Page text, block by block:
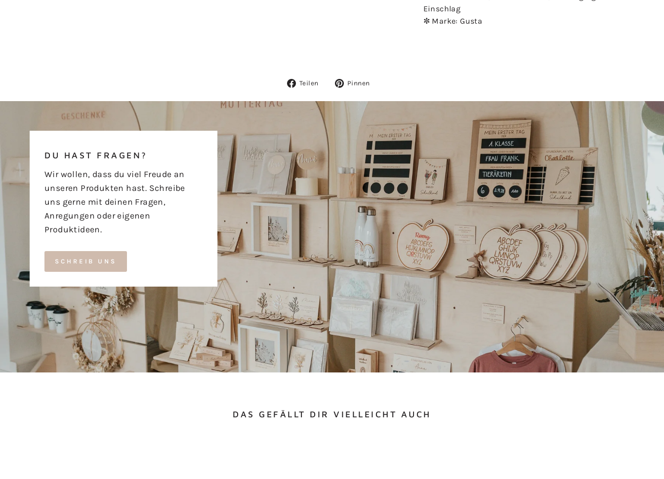
Einschlag
✼ Marke: Gusta
Teilen
Auf
Pinnen
DU HAST FRAGEN?
Wir wollen, dass du viel Freude an
unseren Produkten hast. Schreibe
uns gerne mit deinen Fragen,
Anregungen oder eigenen
Produktideen.
SCHREIB UNS
DAS GEFÄLLT DIR VIELLEICHT AUCH